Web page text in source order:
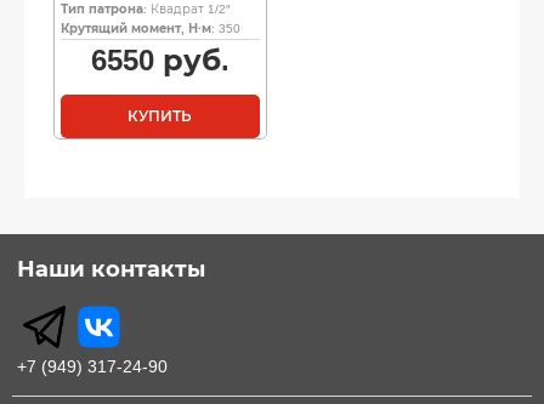
Тип патрона: Квадрат 1/2″
Крутящий момент, Н·м: 350
6550руб.
КУПИТЬ
Наши контакты
+7 (949) 317-24-90